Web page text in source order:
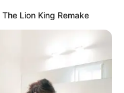
ohne dass sich
Lion King Remake